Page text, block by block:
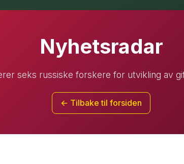
Nyhetsradar
seks russiske forskere for utvikling av
← Tilbake til forsiden